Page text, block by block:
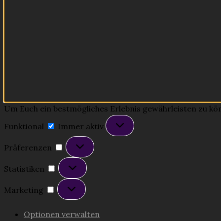
Um Euch ein bestmögliches Erlebnis gewährleisten zu
Funktional
Immer aktiv
Präferenzen
Präferenzen
Statistiken
Statistiken
Marketing
Marketing
Optionen verwalten